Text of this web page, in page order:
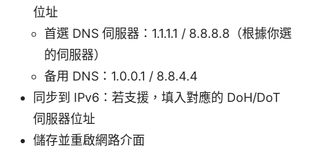
位址
首選 DNS 伺服器：1.1.1.1 / 8.8.8.8（根據你選
的伺服器）
备用 DNS：1.0.0.1 / 8.8.4.4
同步到 IPv6：若支援，填入對應的 DoH/DoT
伺服器位址
儲存並重啟網路介面